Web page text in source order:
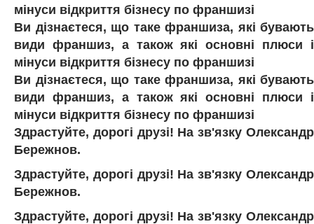
мінуси відкриття бізнесу по франшизі
Ви дізнаєтеся, що таке франшиза, які бувають
види франшиз, а також які основні плюси і
мінуси відкриття бізнесу по франшизі
Ви дізнаєтеся, що таке франшиза, які бувають
види франшиз, а також які основні плюси і
мінуси відкриття бізнесу по франшизі
Здрастуйте, дорогі друзі! На зв'язку Олександр
Бережнов.
Здрастуйте, дорогі друзі! На зв'язку Олександр
Бережнов.
Здрастуйте, дорогі друзі! На зв'язку Олександр